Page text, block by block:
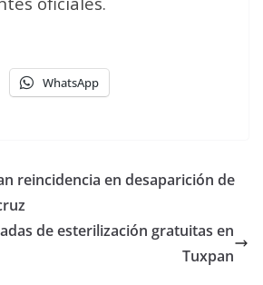
WhatsApp
reincidencia en desaparición de
de esterilización gratuitas en
Tuxpan